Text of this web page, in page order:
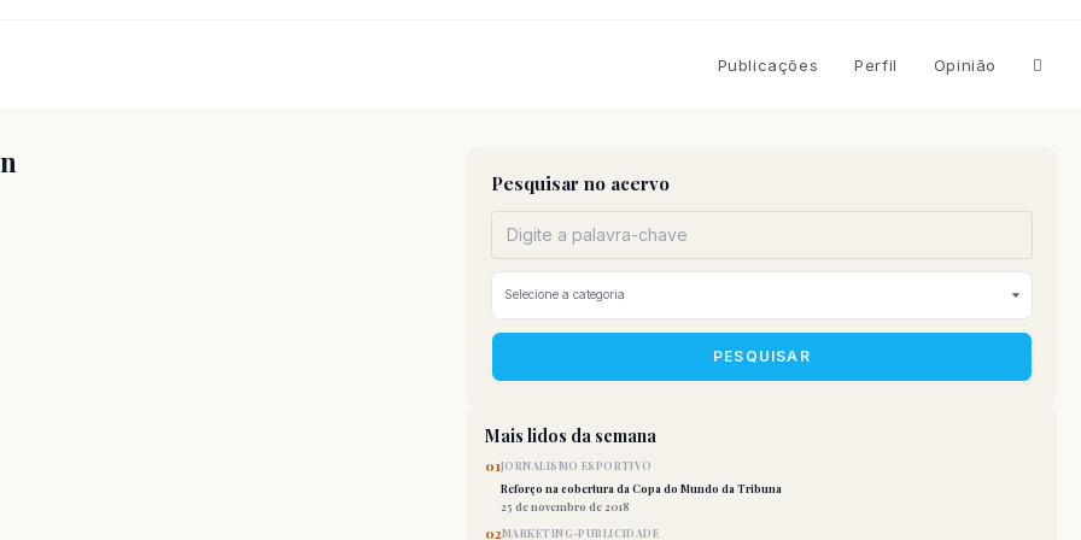
Publicações Perfil Opinião
Pesquisar no acervo
PESQUISAR
Mais lidos da semana
01JORNALISMO ESPORTIVO
Reforço na cobertura da Copa do Mundo da Tribuna
25 de novembro de 2018
02MARKETING-PUBLICIDADE